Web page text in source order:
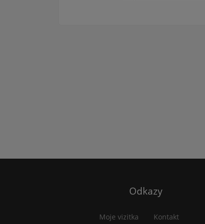
Odkazy
Moje vizitka
Kontakt